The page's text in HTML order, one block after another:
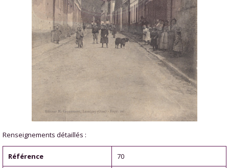
Renseignements détaillés :
Référence 70